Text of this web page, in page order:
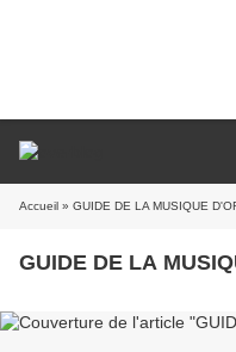
Accueil » GUIDE DE LA MUSIQUE
GUIDE DE LA